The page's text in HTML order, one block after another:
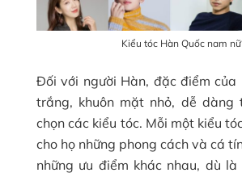
Kiểu tóc Hàn Quốc nam nữ
Đối với người Hàn, đặc điểm của
trắng, khuôn mặt nhỏ, dễ dàng
chọn các kiểu tóc. Mỗi một kiểu
cho họ những phong cách và cá
những ưu điểm khác nhau, dù